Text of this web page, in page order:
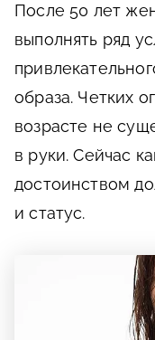
После 50 лет
выполнять ряд
образа. Четких
возрасте не
в руки. Сейчас
достоинством
и статус.